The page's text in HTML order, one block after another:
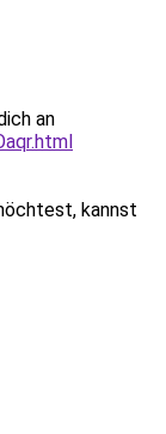
an
kannst